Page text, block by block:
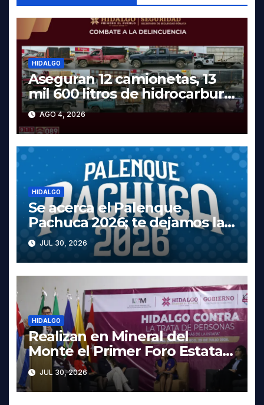
HIDALGO
Aseguran 12 camionetas, 13
mil 600 litros de hidrocarburo
y dos vehículos robados en
Tula
AGO 4, 2026
HIDALGO
Se acerca el Palenque
Pachuca 2026; te dejamos la
cartelera completa, las fechas
y los precios
JUL 30, 2026
HIDALGO
Realizan en Mineral del
Monte el Primer Foro Estatal
contra la Trata de Personas
JUL 30, 2026